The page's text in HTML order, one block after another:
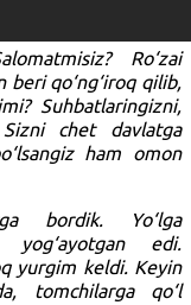
Ro‘zai
beri qo‘ng‘iroq qilib,
Suhbatlaringizni,
chet davlatga
ham omon
bordik. Yo‘lga
yog‘ayotgan edi.
yurgim keldi. Keyin
tomchilarga qo‘l